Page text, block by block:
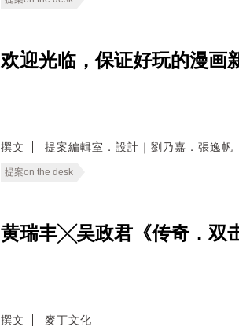
欢迎光临，保证好玩的漫画
撰文 提案編輯室．設計｜劉乃嘉．張逸帆
提案on the desk
黄瑞丰╳吴政君《传奇．双
撰文 麥丁文化